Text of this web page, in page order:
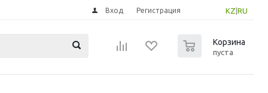
KZ RU
Вход Регистрация
Корзина
пуста